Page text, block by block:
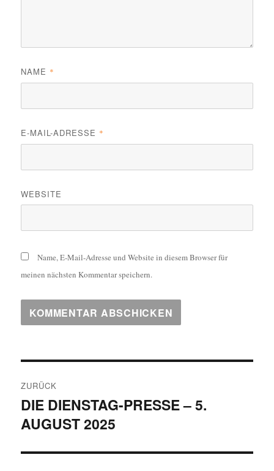
NAME *
E-MAIL-ADRESSE *
WEBSITE
Name, E-Mail-Adresse und Website in diesem Browser für
meinen nächsten Kommentar speichern.
ZURÜCK
Vorheriger
Beitrag:
DIE DIENSTAG-PRESSE – 5.
AUGUST 2025